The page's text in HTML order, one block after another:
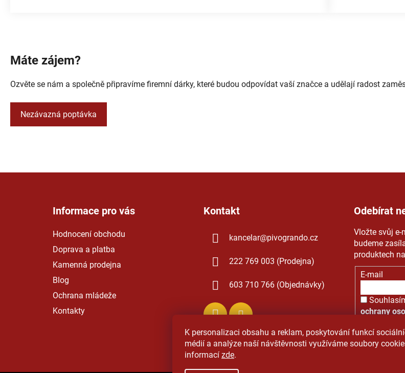
K personalizaci obsahu a reklam, poskytování funkcí
médií a analýze naší návštěvnosti využíváme soubory
informací zde.
Máte zájem?
Ozvěte se nám a společně připravíme firemní dárky, které budou odpovídat vaší značce a udělají radost
Nezávazná poptávka
Informace pro vás
Hodnocení obchodu
Doprava a platba
Kamenná prodejna
Blog
Ochrana mládeže
Kontakty
Kontakt
kancelar@pivogrando.cz
222 769 003 (Prodejna)
603 710 766 (Objednávky)
Odebírat
Vložte svůj
budeme
produktech
E-mail
ochrany